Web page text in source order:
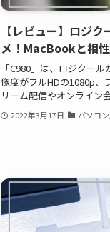
【レビュー】ロジ
メ！MacBookと相
「C980」は、ロジクー
像度がフルHDの1080p、
リーム配信やオンライン
2022年3月17日 パソコ